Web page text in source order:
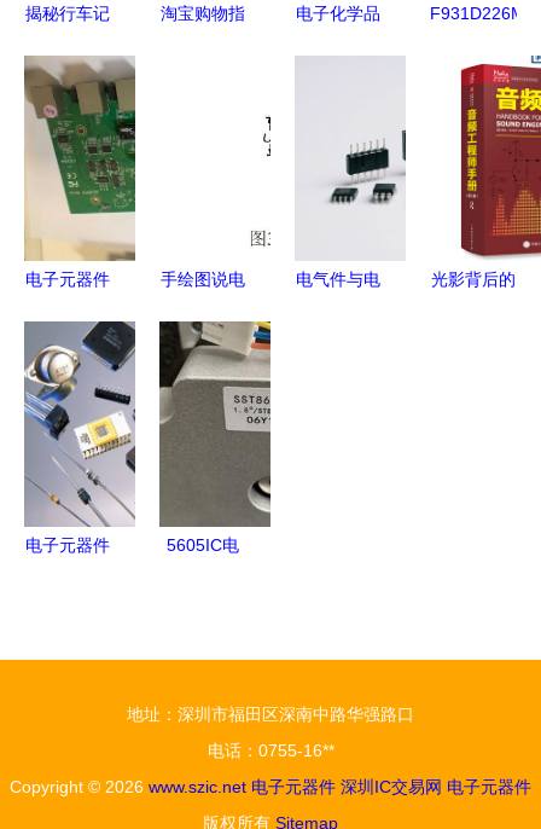
揭秘行车记
历程 走进
国内知名厂
商的精密制
造流程
淘宝购物指
电子化学品
报告 聚焦
电子元器件
申请支持
格、库存、
规格及采购
渠道详解
电子元器件
妙世界 从
主板到真空
表的全面解
析
手绘图说电
电阻、电容
与电感
电气件与电
光影背后的
电子元器件
5605IC电
地址：深圳市福田区深南中路华强路口
电话：0755-16**
Copyright © 2026 www.szic.net 电子元器件 深圳IC交易网 电子元器件
版权所有 Sitemap